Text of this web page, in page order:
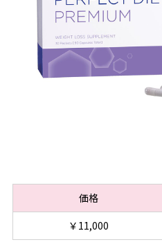
価格
￥11,000